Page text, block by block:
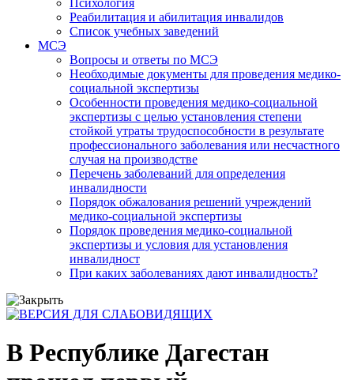
Психология
Реабилитация и абилитация инвалидов
Список учебных заведений
МСЭ
Вопросы и ответы по МСЭ
Необходимые документы для проведения медико-
социальной экспертизы
Особенности проведения медико-социальной
экспертизы с целью установления степени
стойкой утраты трудоспособности в результате
профессионального заболевания или несчастного
случая на производстве
Перечень заболеваний для определения
инвалидности
Порядок обжалования решений учреждений
медико-социальной экспертизы
Порядок проведения медико-социальной
экспертизы и условия для установления
инвалидност
При каких заболеваниях дают инвалидность?
В Республике Дагестан